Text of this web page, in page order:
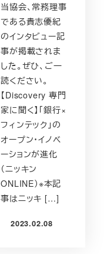
当協会、常務理事
である貴志優紀
のインタビュー記
事が掲載されま
した。ぜひ、ご一
読ください。
【Discovery 専門
家に聞く】「銀行×
フィンテック」の
オープン・イノベ
ーションが進化
（ニッキン
ONLINE）※本記
事はニッキ […]
投稿日
2023.02.08